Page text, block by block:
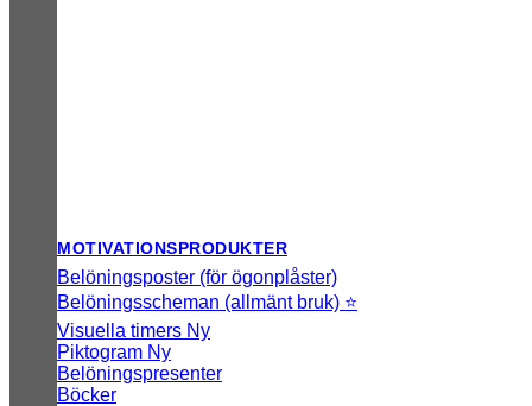
MOTIVATIONSPRODUKTER
Belöningsposter (för ögonplåster)
Belöningsscheman (allmänt bruk) ⭐
Visuella timers
Piktogram
Belöningspresenter
Böcker